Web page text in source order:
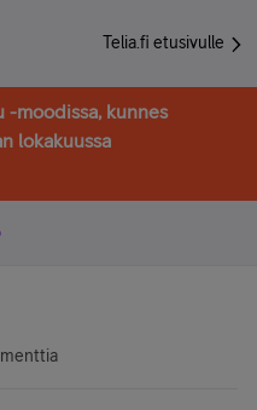
Telia.fi etusivulle
-moodissa, kunnes
lokakuussa